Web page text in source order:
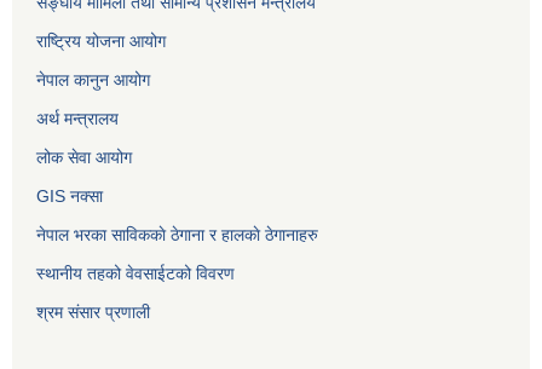
राष्ट्रिय योजना आयोग
नेपाल कानुन आयोग
अर्थ मन्त्रालय
लोक सेवा आयोग
GIS नक्सा
नेपाल भरका साविककाे ठेगाना र हालकाे ठेगानाहरु
स्थानीय तहको वेवसाईटको विवरण
श्रम संसार प्रणाली